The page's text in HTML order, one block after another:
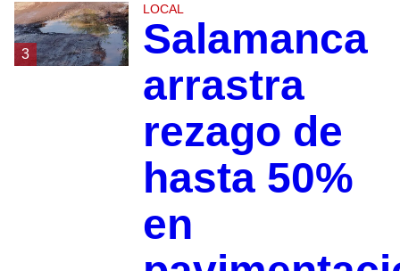
3
LOCAL
Salamanca
arrastra
rezago de
hasta 50%
en